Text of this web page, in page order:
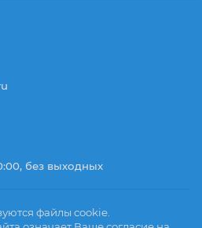
без выходных
файлы cookie.